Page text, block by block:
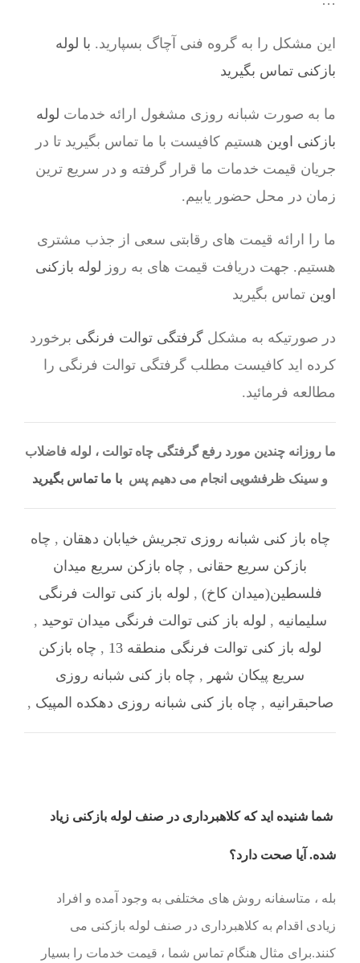
این مشکل را به گروه فنی آچاگ بسپارید. با لوله
بازکنی تماس بگیرید
ما به صورت شبانه روزی مشغول ارائه خدمات لوله
بازکنی اوین هستیم کافیست با ما تماس بگیرید تا در
جریان قیمت خدمات ما قرار گرفته و در سریع ترین
زمان در محل حضور یابیم.
ما را ارائه قیمت های رقابتی سعی از جذب مشتری
هستیم. جهت دریافت قیمت های به روز لوله بازکنی
اوین تماس بگیرید
در صورتیکه به مشکل گرفتگی توالت فرنگی برخورد
کرده اید کافیست مطلب گرفتگی توالت فرنگی را
مطالعه فرمائید.
ما روزانه چندین مورد رفع گرفتگی چاه توالت ، لوله فاضلاب
و سینک ظرفشویی انجام می دهیم پس با ما تماس بگیرید
چاه باز کنی شبانه روزی تجریش خیابان دهقان , چاه
بازکن سریع حقانی , چاه بازکن سریع میدان
فلسطین(میدان کاخ) , لوله باز کنی توالت فرنگی
سلیمانیه , لوله باز کنی توالت فرنگی میدان توحید ,
لوله باز کنی توالت فرنگی منطقه 13
, چاه بازکن
سریع پیکان شهر , چاه باز کنی شبانه روزی
صاحبقرانیه , چاه باز کنی شبانه روزی دهکده المپیک ,
شما شنیده اید که کلاهبرداری در صنف لوله بازکنی زیاد
شده. آیا صحت دارد؟
بله ، متاسفانه روش های مختلفی به وجود آمده و افراد
زیادی اقدام به کلاهبرداری در صنف لوله بازکنی می
کنند.برای مثال هنگام تماس شما ، قیمت خدمات را بسیار